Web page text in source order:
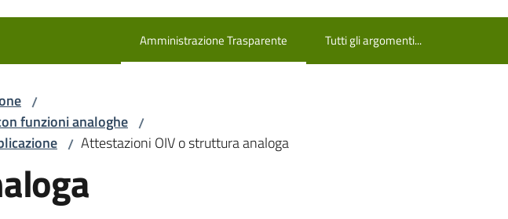
Amministrazione Trasparente
Menu selezionato Tutti gli argomenti...
/
funzioni analoghe /
/ Attestazioni OIV o struttura analoga